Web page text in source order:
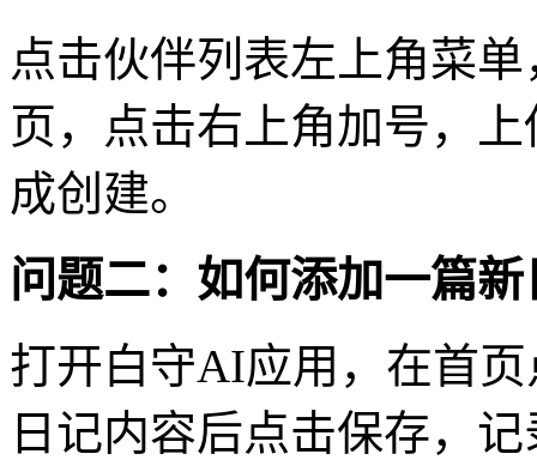
点击伙伴列表左上角菜
页，点击右上角加号，
成创建。
问题二：如何添加一篇
打开白守AI应用，在首
日记内容后点击保存，